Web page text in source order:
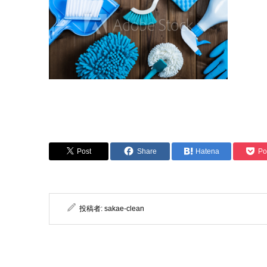
Post Share Hatena
投稿者: sakae-clean